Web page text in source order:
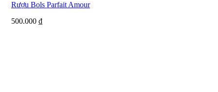
Rượu Bols Parfait Amour
500.000 ₫